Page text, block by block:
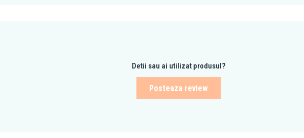
Detii sau ai utilizat produsul?
Posteaza review